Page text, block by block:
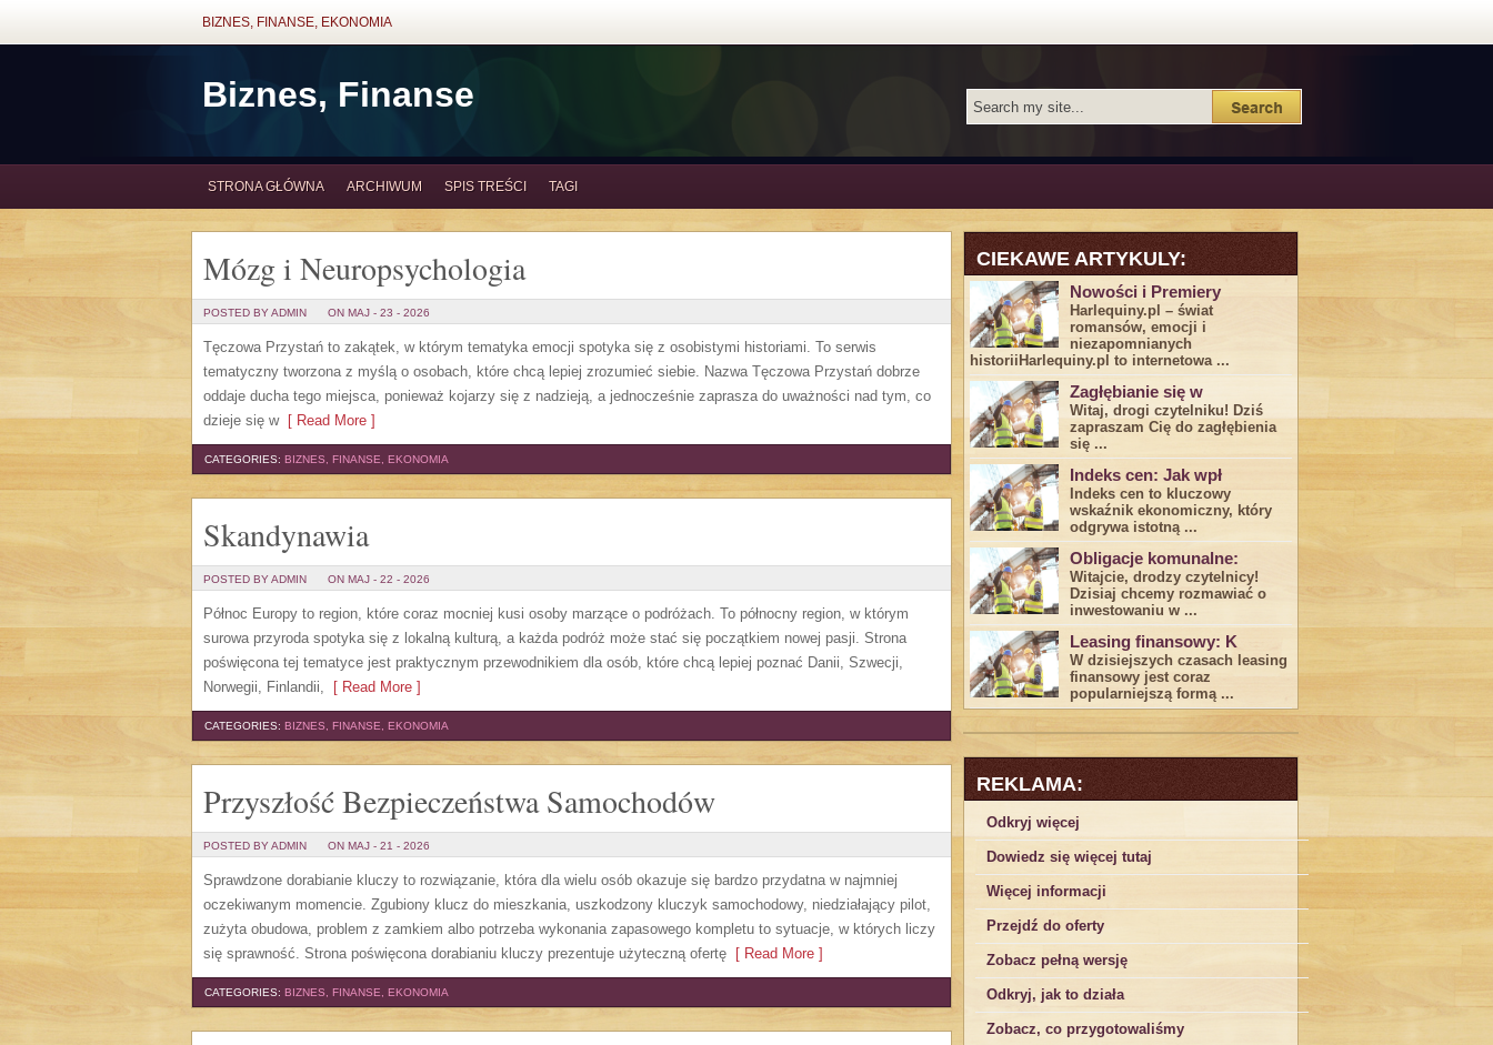
BIZNES, FINANSE, EKONOMIA
Biznes, Finanse
STRONA GŁÓWNA ARCHIWUM SPIS TREŚCI TAGI
Mózg i Neuropsychologia
POSTED BY ADMIN ON MAJ - 23 - 2026
Tęczowa Przystań to zakątek, w którym tematyka emocji spotyka się z osobistymi historiami. To serwis
tematyczny tworzona z myślą o osobach, które chcą lepiej zrozumieć siebie. Nazwa Tęczowa Przystań dobrze
oddaje ducha tego miejsca, ponieważ kojarzy się z nadzieją, a jednocześnie zaprasza do uważności nad tym, co
dzieje się w[ Read More ]
CATEGORIES: BIZNES, FINANSE, EKONOMIA
Skandynawia
POSTED BY ADMIN ON MAJ - 22 - 2026
Północ Europy to region, które coraz mocniej kusi osoby marzące o podróżach. To północny region, w którym
surowa przyroda spotyka się z lokalną kulturą, a każda podróż może stać się początkiem nowej pasji. Strona
poświęcona tej tematyce jest praktycznym przewodnikiem dla osób, które chcą lepiej poznać Danii, Szwecji,
Norwegii, Finlandii, [ Read More ]
CATEGORIES: BIZNES, FINANSE, EKONOMIA
Przyszłość Bezpieczeństwa Samochodów
POSTED BY ADMIN ON MAJ - 21 - 2026
Sprawdzone dorabianie kluczy to rozwiązanie, która dla wielu osób okazuje się bardzo przydatna w najmniej
oczekiwanym momencie. Zgubiony klucz do mieszkania, uszkodzony kluczyk samochodowy, niedziałający pilot,
zużyta obudowa, problem z zamkiem albo potrzeba wykonania zapasowego kompletu to sytuacje, w których liczy
się sprawność. Strona poświęcona dorabianiu kluczy prezentuje użyteczną ofertę [ Read More ]
CATEGORIES: BIZNES, FINANSE, EKONOMIA
CIEKAWE ARTYKULY:
Nowości i Premiery
Harlequiny.pl – świat
romansów, emocji i
niezapomnianych
historiiHarlequiny.pl to internetowa ...
Zagłębianie się w
Witaj, drogi ⁤czytelniku! Dziś
zapraszam Cię do‍ zagłębienia
‍się⁢ ...
Indeks cen: Jak wpł
Indeks cen to kluczowy
wskaźnik ekonomiczny, który
odgrywa ​istotną ...
Obligacje komunalne:
Witajcie, drodzy czytelnicy!
Dzisiaj chcemy rozmawiać o
inwestowaniu w ...
Leasing finansowy: K
W dzisiejszych czasach leasing ​
finansowy jest ⁢coraz
popularniejszą formą ...
REKLAMA:
Odkryj więcej
Dowiedz się więcej tutaj
Więcej informacji
Przejdź do oferty
Zobacz pełną wersję
Odkryj, jak to działa
Zobacz, co przygotowaliśmy